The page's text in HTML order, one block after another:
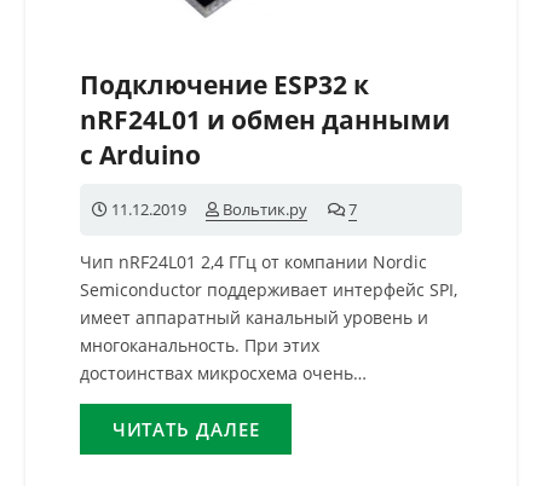
Подключение ESP32 к
nRF24L01 и обмен данными
с Arduino
11.12.2019 Вольтик.ру 7
Чип nRF24L01 2,4 ГГц от компании Nordic
Semiconductor поддерживает интерфейс SPI,
имеет аппаратный канальный уровень и
многоканальность. При этих
достоинствах микросхема очень…
ЧИТАТЬ ДАЛЕЕ